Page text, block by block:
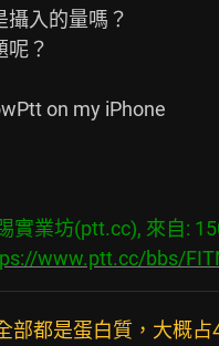
入的量嗎？
呢？
on my iPhone
實業坊(ptt.cc), 來自:
www.ptt.cc/bbs/
部都是蛋白質，大概占